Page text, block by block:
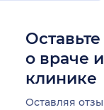
о враче
клинике
Оставляя